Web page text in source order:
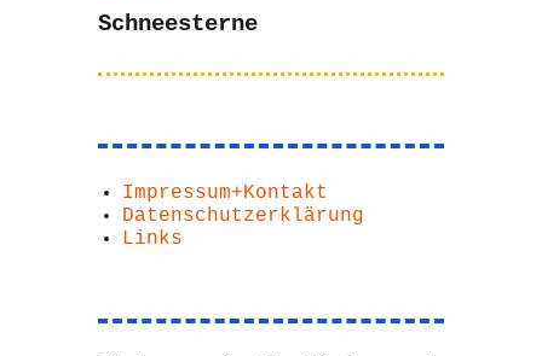
Nächster
Schneesterne
Impressum+Kontakt
Datenschutzerklärung
Links